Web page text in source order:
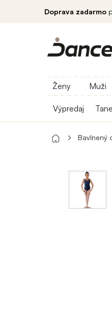
Doprava zadarmo
Ženy Muži
Výpredaj
Bavlnený